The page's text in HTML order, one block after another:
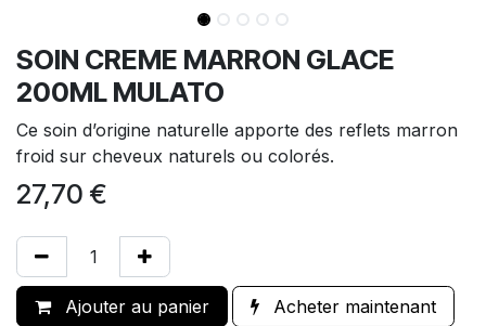
SOIN CREME MARRON GLACE
200ML MULATO
Ce soin d’origine naturelle apporte des reflets marron
froid sur cheveux naturels ou colorés.
27,70 €
Ajouter au panier Acheter maintenant